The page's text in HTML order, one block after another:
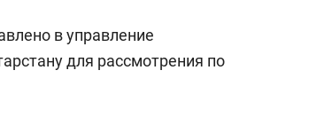
в управление
для рассмотрения по